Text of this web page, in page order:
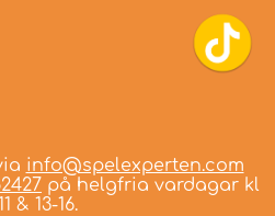
info@spelexperten.com
på helgfria vardagar kl
& 13-16.